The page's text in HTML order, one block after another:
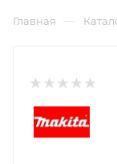
Главная —